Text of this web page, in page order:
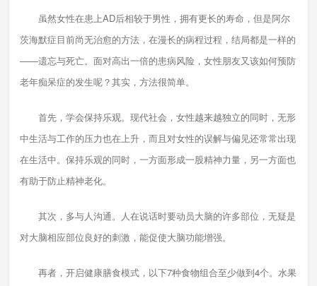
虽然女性在患上AD后相较于男性，拥有更长的寿命，但是阿尔
茨海默症目前尚无治愈的方法，在漫长的病程过程，结局都是一样的
——遗忘与死亡。面对高出一倍的患病风险，女性朋友又该如何预防
老年痴呆症的发生呢？其实，方法很简单。
首先，学会保持乐观。现代社会，女性越来越独立的同时，无形
中生活与工作的压力也在上升，而且对女性的误解与偏见还常常出现
在生活中。保持乐观的同时，一方面形成一股精神力量，另一方面也
有助于防止精神老化。
其次，多与人沟通。人在说话时要动员大脑的许多部位，无疑是
对大脑相应部位良好的刺激，能促使大脑功能增强。
再者，开启健康膳食模式，以下7种食物组合至少做到4个。水果